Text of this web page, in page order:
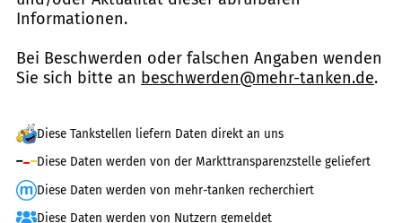
Informationen.
Bei Beschwerden oder falschen Angaben wenden
Sie sich bitte an beschwerden@mehr-tanken.de.
Diese Tankstellen liefern Daten direkt an uns
Diese Daten werden von der Markttransparenzstelle geliefert
Diese Daten werden von mehr-tanken recherchiert
Diese Daten werden von Nutzern gemeldet